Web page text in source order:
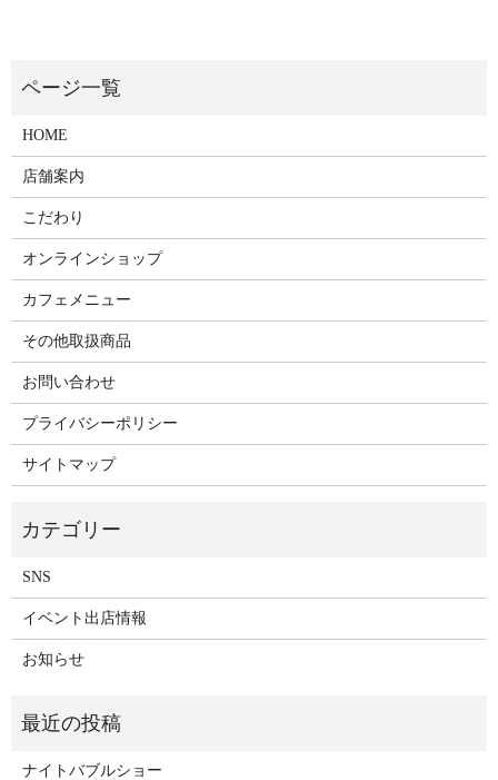
HOME
店舗案内
こだわり
オンラインショップ
カフェメニュー
その他取扱商品
お問い合わせ
プライバシーポリシー
サイトマップ
SNS
イベント出店情報
お知らせ
ナイトバブルショー